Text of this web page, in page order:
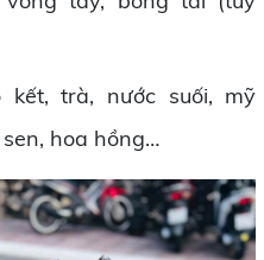
trà, nước suối, mỹ
hoa hồng…